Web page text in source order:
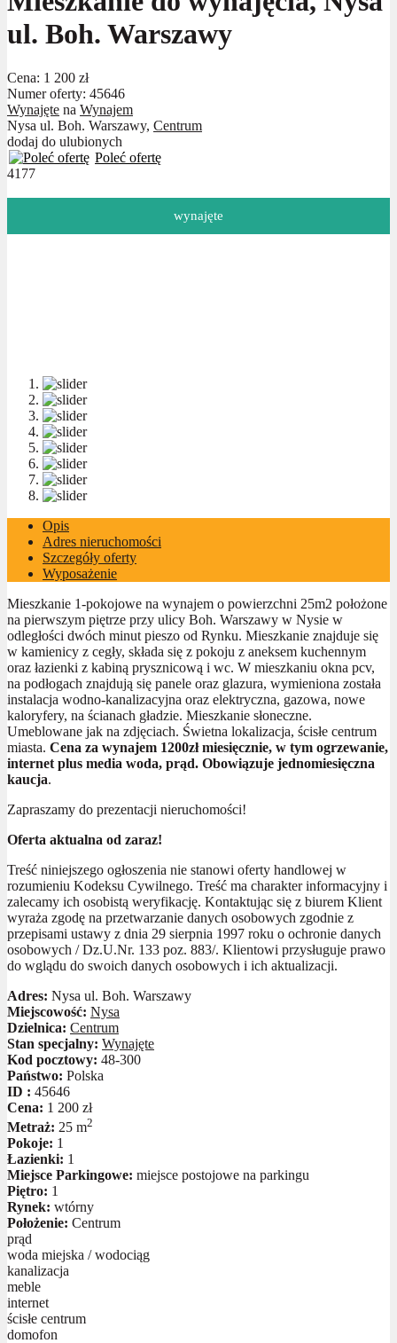
ul. Boh. Warszawy
Cena: 1 200 zł
Numer oferty: 45646
Wynajęte na Wynajem
Nysa ul. Boh. Warszawy, Centrum
dodaj do ulubionych
Poleć ofertę
4177
wynajęte
Opis
Adres nieruchomości
Szczegóły oferty
Wyposażenie
Mieszkanie 1-pokojowe na wynajem o powierzchni 25m2 położone
na pierwszym piętrze przy ulicy Boh. Warszawy w Nysie w
odległości dwóch minut pieszo od Rynku. Mieszkanie znajduje się
w kamienicy z cegły, składa się z pokoju z aneksem kuchennym
oraz łazienki z kabiną prysznicową i wc. W mieszkaniu okna pcv,
na podłogach znajdują się panele oraz glazura, wymieniona została
instalacja wodno-kanalizacyjna oraz elektryczna, gazowa, nowe
kaloryfery, na ścianach gładzie. Mieszkanie słoneczne.
Umeblowane jak na zdjęciach. Świetna lokalizacja, ścisłe centrum
miasta. Cena za wynajem 1200zł miesięcznie, w tym ogrzewanie,
internet plus media woda, prąd. Obowiązuje jednomiesięczna
kaucja.
Zapraszamy do prezentacji nieruchomości!
Oferta aktualna od zaraz!
Treść niniejszego ogłoszenia nie stanowi oferty handlowej w
rozumieniu Kodeksu Cywilnego. Treść ma charakter informacyjny i
zalecamy ich osobistą weryfikację. Kontaktując się z biurem Klient
wyraża zgodę na przetwarzanie danych osobowych zgodnie z
przepisami ustawy z dnia 29 sierpnia 1997 roku o ochronie danych
osobowych / Dz.U.Nr. 133 poz. 883/. Klientowi przysługuje prawo
do wglądu do swoich danych osobowych i ich aktualizacji.
Adres: Nysa ul. Boh. Warszawy
Miejscowość: Nysa
Dzielnica: Centrum
Stan specjalny: Wynajęte
Kod pocztowy: 48-300
Państwo: Polska
ID : 45646
Cena: 1 200 zł
Metraż: 25 m2
Pokoje: 1
Łazienki: 1
Miejsce Parkingowe: miejsce postojowe na parkingu
Piętro: 1
Rynek: wtórny
Położenie: Centrum
prąd
woda miejska / wodociąg
kanalizacja
meble
internet
ścisłe centrum
domofon